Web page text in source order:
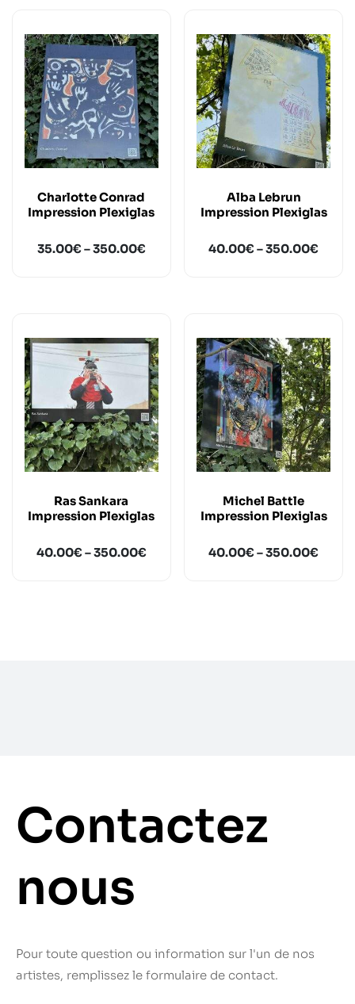
Charlotte Conrad
Impression Plexiglas
35.00€ –350.00€
Alba Lebrun
Impression Plexiglas
40.00€ –350.00€
Ras Sankara
Impression Plexiglas
40.00€ –350.00€
Michel Battle
Impression Plexiglas
40.00€ –350.00€
Contactez
nous
Pour toute question ou information sur l'un de nos
artistes, remplissez le formulaire de contact.